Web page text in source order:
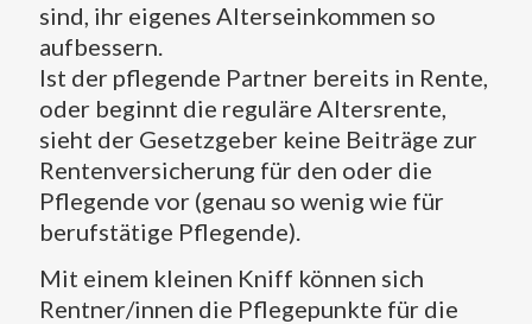
sind, ihr eigenes Alterseinkommen so
aufbessern.
Ist der pflegende Partner bereits in Rente,
oder beginnt die reguläre Altersrente,
sieht der Gesetzgeber keine Beiträge zur
Rentenversicherung für den oder die
Pflegende vor (genau so wenig wie für
berufstätige Pflegende).
Mit einem kleinen Kniff können sich
Rentner/innen die Pflegepunkte für die